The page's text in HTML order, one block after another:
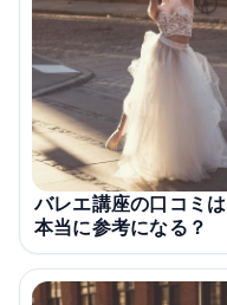
バレエ講座の口コミは
本当に参考になる？